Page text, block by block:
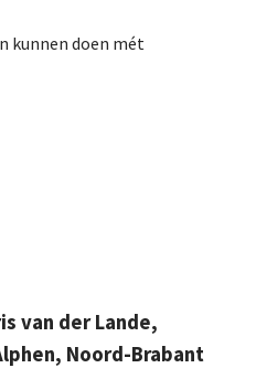
kunnen doen mét
van der Lande,
Noord-Brabant